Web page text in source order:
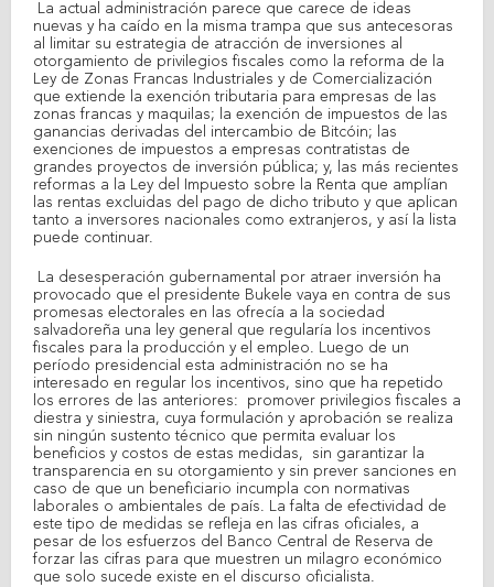
La actual administración parece que carece de ideas
nuevas y ha caído en la misma trampa que sus antecesoras
al limitar su estrategia de atracción de inversiones al
otorgamiento de privilegios fiscales como la reforma de la
Ley de Zonas Francas Industriales y de Comercialización
que extiende la exención tributaria para empresas de las
zonas francas y maquilas; la exención de impuestos de las
ganancias derivadas del intercambio de Bitcóin; las
exenciones de impuestos a empresas contratistas de
grandes proyectos de inversión pública; y, las más recientes
reformas a la Ley del Impuesto sobre la Renta que amplían
las rentas excluidas del pago de dicho tributo y que aplican
tanto a inversores nacionales como extranjeros, y así la lista
puede continuar.
La desesperación gubernamental por atraer inversión ha
provocado que el presidente Bukele vaya en contra de sus
promesas electorales en las ofrecía a la sociedad
salvadoreña una ley general que regularía los incentivos
fiscales para la producción y el empleo. Luego de un
período presidencial esta administración no se ha
interesado en regular los incentivos, sino que ha repetido
los errores de las anteriores:
promover privilegios fiscales a
diestra y siniestra, cuya formulación y aprobación se realiza
sin ningún sustento técnico que permita evaluar los
beneficios y costos de estas medidas,
sin garantizar la
transparencia en su otorgamiento y sin prever sanciones en
caso de que un beneficiario incumpla con normativas
laborales o ambientales de país. La falta de efectividad de
este tipo de medidas se refleja en las cifras oficiales, a
pesar de los esfuerzos del Banco Central de Reserva de
forzar las cifras para que muestren un milagro económico
que solo sucede existe en el discurso oficialista.